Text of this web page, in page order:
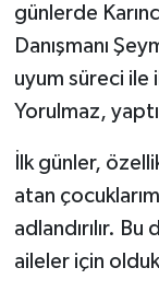
günlerde
Danışmanı
uyum süreci
Yorulmaz,
İlk günler,
atan
adlandırılır.
aileler için